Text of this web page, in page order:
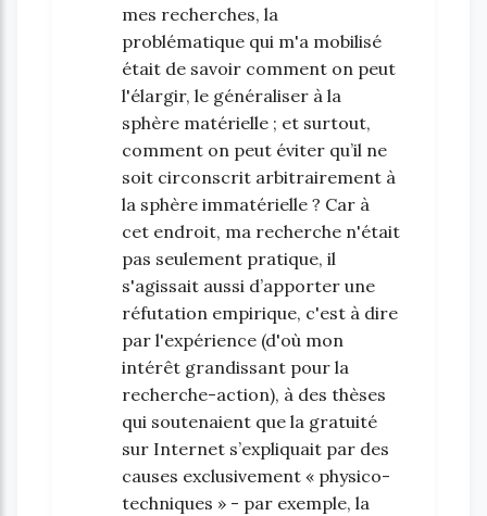
mes recherches, la
problématique qui m'a mobilisé
était de savoir comment on peut
l'élargir, le généraliser à la
sphère matérielle ; et surtout,
comment on peut éviter qu’il ne
soit circonscrit arbitrairement à
la sphère immatérielle ? Car à
cet endroit, ma recherche n'était
pas seulement pratique, il
s'agissait aussi d’apporter une
réfutation empirique, c'est à dire
par l'expérience (d'où mon
intérêt grandissant pour la
recherche-action), à des thèses
qui soutenaient que la gratuité
sur Internet s’expliquait par des
causes exclusivement « physico-
techniques » - par exemple, la